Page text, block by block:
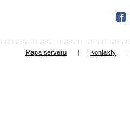
Mapa serveru | Kontakty |